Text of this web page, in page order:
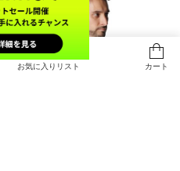
お気に入りリスト カート